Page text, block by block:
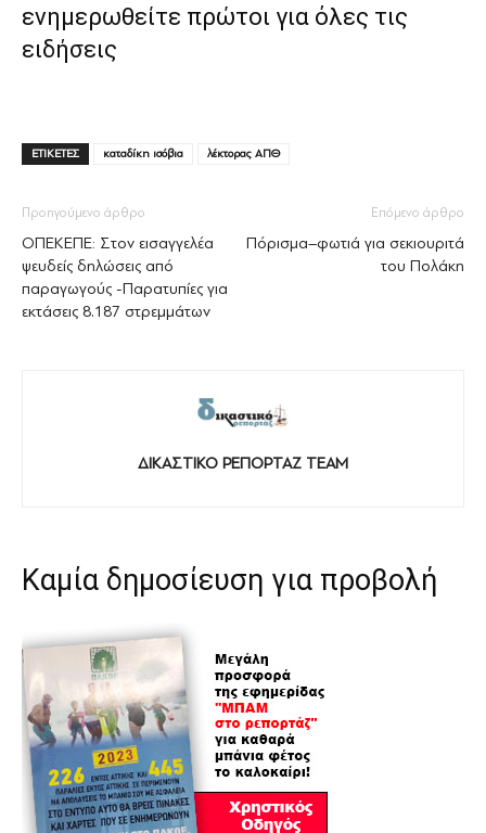
ενημερωθείτε πρώτοι για όλες τις
ειδήσεις
ΕΤΙΚΕΤΕΣ καταδίκη ισόβια λέκτορας ΑΠΘ
Προηγούμενο άρθρο
ΟΠΕΚΕΠΕ: Στον εισαγγελέα
ψευδείς δηλώσεις από
παραγωγούς -Παρατυπίες για
εκτάσεις 8.187 στρεμμάτων
Επόμενο άρθρο
Πόρισμα–φωτιά για σεκιουριτά
του Πολάκη
ΔΙΚΑΣΤΙΚΟ ΡΕΠΟΡΤΑΖ TEAM
Καμία δημοσίευση για προβολή